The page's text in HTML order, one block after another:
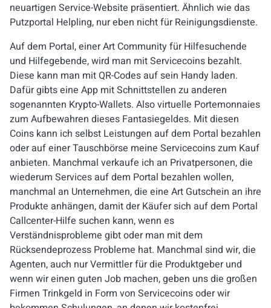
neuartigen Service-Website präsentiert. Ähnlich wie das
Putzportal Helpling, nur eben nicht für Reinigungsdienste.
Auf dem Portal, einer Art Community für Hilfesuchende
und Hilfegebende, wird man mit Servicecoins bezahlt.
Diese kann man mit QR-Codes auf sein Handy laden.
Dafür gibts eine App mit Schnittstellen zu anderen
sogenannten Krypto-Wallets. Also virtuelle Portemonnaies
zum Aufbewahren dieses Fantasiegeldes. Mit diesen
Coins kann ich selbst Leistungen auf dem Portal bezahlen
oder auf einer Tauschbörse meine Servicecoins zum Kauf
anbieten. Manchmal verkaufe ich an Privatpersonen, die
wiederum Services auf dem Portal bezahlen wollen,
manchmal an Unternehmen, die eine Art Gutschein an ihre
Produkte anhängen, damit der Käufer sich auf dem Portal
Callcenter-Hilfe suchen kann, wenn es
Verständnisprobleme gibt oder man mit dem
Rücksendeprozess Probleme hat. Manchmal sind wir, die
Agenten, auch nur Vermittler für die Produktgeber und
wenn wir einen guten Job machen, geben uns die großen
Firmen Trinkgeld in Form von Servicecoins oder wir